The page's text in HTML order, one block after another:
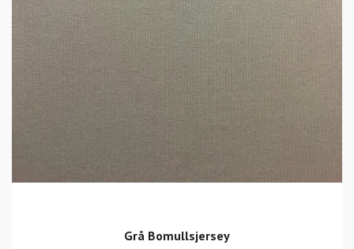
Grå Bomullsjersey